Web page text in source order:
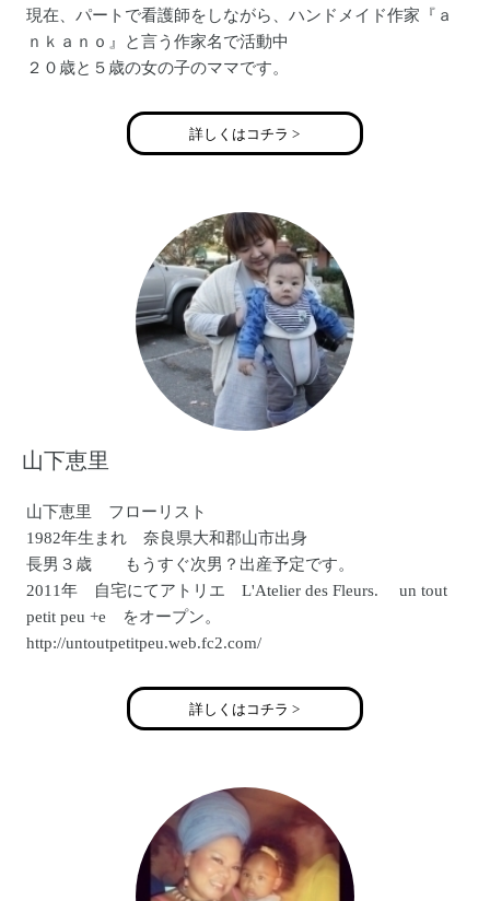
現在、パートで看護師をしながら、ハンドメイド作家『ａ
ｎｋａｎｏ』と言う作家名で活動中
２０歳と５歳の女の子のママです。
詳しくはコチラ >
山下恵里
山下恵里 フローリスト
1982年生まれ 奈良県大和郡山市出身
長男３歳 もうすぐ次男？出産予定です。
2011年 自宅にてアトリエ L'Atelier des Fleurs. un tout
petit peu +e をオープン。
http://untoutpetitpeu.web.fc2.com/
詳しくはコチラ >